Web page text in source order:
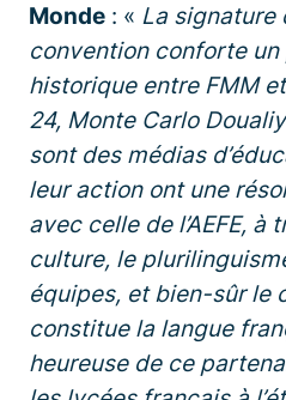
Monde : « La signature
convention conforte
historique entre FMM et
24, Monte Carlo
sont des médias
leur action ont une
avec celle de l’AEFE, à
culture, le
équipes, et bien-sûr le
constitue la langue
heureuse de ce